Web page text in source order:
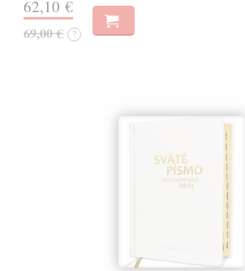
62,10 €
69,00 € ?